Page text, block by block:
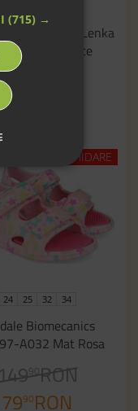
barefoot Be Lenka
Kids All White
LICHIDARE
24 25 32 34
Biomecanics
A032 Mat Rosa
90RON
7990RON
(715) →